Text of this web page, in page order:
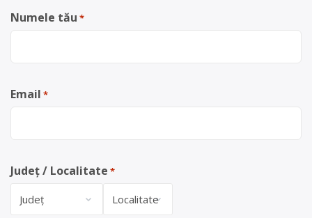
Numele tău *
Email *
Județ / Localitate *